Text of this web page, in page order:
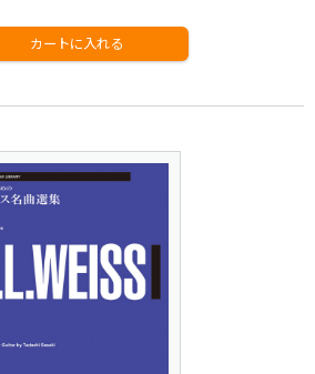
カートに入れる